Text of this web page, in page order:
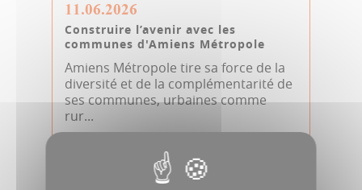
11.06.2026
Construire l’avenir avec les
communes d'Amiens Métropole
Amiens Métropole tire sa force de la
diversité et de la complémentarité de
ses communes, urbaines comme
rur...